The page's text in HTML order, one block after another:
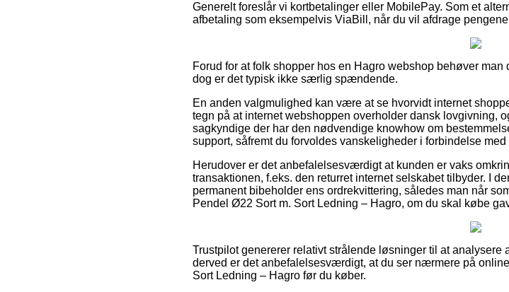
Generelt foreslår vi kortbetalinger eller MobilePay. Som et
afbetaling som eksempelvis ViaBill, når du vil afdrage
Forud for at folk shopper hos en Hagro webshop behøver
dog er det typisk ikke særlig spændende.
En anden valgmulighed kan være at se hvorvidt internet
tegn på at internet webshoppen overholder dansk lovgivning,
sagkyndige der har den nødvendige knowhow om
support, såfremt du forvoldes vanskeligheder i forbindelse
Herudover er det anbefalelsesværdigt at kunden er vaks
transaktionen, f.eks. den returret internet selskabet tilbyder. I
permanent bibeholder ens ordrekvittering, således man når
Pendel Ø22 Sort m. Sort Ledning – Hagro, om du skal købe
Trustpilot genererer relativt strålende løsninger til at
derved er det anbefalelsesværdigt, at du ser nærmere på
Sort Ledning – Hagro før du køber.